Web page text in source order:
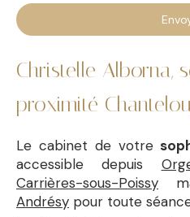
Christelle Alborna,
proximité
Le cabinet de votre
accessible depuis
Carrières-sous-Poissy
Andrésy pour toute